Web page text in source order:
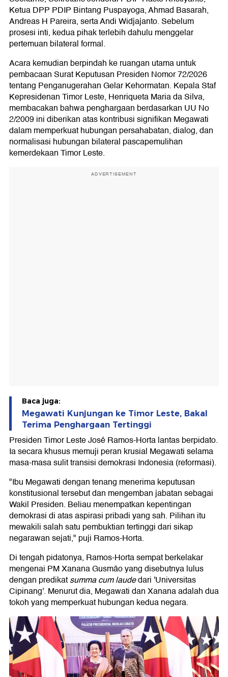
Ketua DPP PDIP Bintang Puspayoga, Ahmad Basarah,
Andreas H Pareira, serta Andi Widjajanto. Sebelum
prosesi inti, kedua pihak terlebih dahulu menggelar
pertemuan bilateral formal.
Acara kemudian berpindah ke ruangan utama untuk
pembacaan Surat Keputusan Presiden Nomor 72/2026
tentang Penganugerahan Gelar Kehormatan. Kepala Staf
Kepresidenan Timor Leste, Henriqueta Maria da Silva,
membacakan bahwa penghargaan berdasarkan UU No
2/2009 ini diberikan atas kontribusi signifikan Megawati
dalam memperkuat hubungan persahabatan, dialog, dan
normalisasi hubungan bilateral pascapemulihan
kemerdekaan Timor Leste.
ADVERTISEMENT
Baca juga:
Megawati Kunjungan ke Timor Leste, Bakal
Terima Penghargaan Tertinggi
Presiden Timor Leste José Ramos-Horta lantas berpidato.
Ia secara khusus memuji peran krusial Megawati selama
masa-masa sulit transisi demokrasi Indonesia (reformasi).
"Ibu Megawati dengan tenang menerima keputusan
konstitusional tersebut dan mengemban jabatan sebagai
Wakil Presiden. Beliau menempatkan kepentingan
demokrasi di atas aspirasi pribadi yang sah. Pilihan itu
mewakili salah satu pembuktian tertinggi dari sikap
negarawan sejati," puji Ramos-Horta.
Di tengah pidatonya, Ramos-Horta sempat berkelakar
mengenai PM Xanana Gusmão yang disebutnya lulus
dengan predikatsumma cum laudedari 'Universitas
Cipinang'. Menurut dia, Megawati dan Xanana adalah dua
tokoh yang memperkuat hubungan kedua negara.